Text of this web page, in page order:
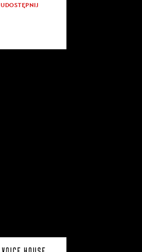
UDOSTĘPNIJ